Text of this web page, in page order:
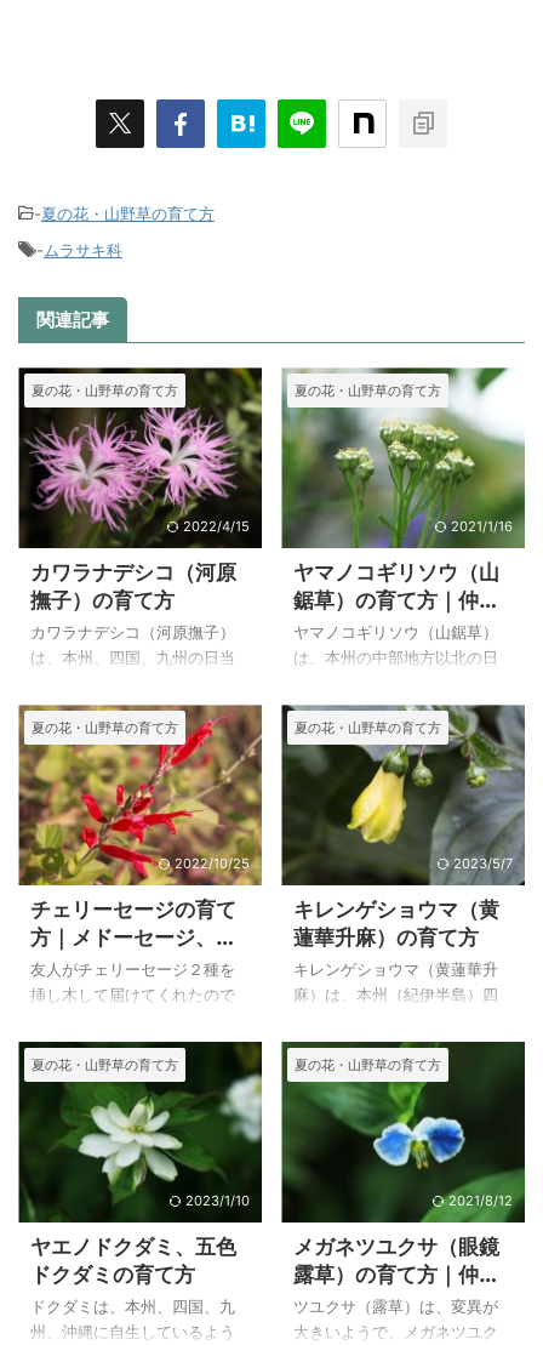
-夏の花・山野草の育て方
-ムラサキ科
関連記事
夏の花・山野草の育て方
2022/4/15
カワラナデシコ（河原
撫子）の育て方
カワラナデシコ（河原撫子）
は、本州、四国、九州の日当
生える多年草です。 カワラナ
デシコの基本種はエゾカワラ
ナデシコであり、エゾカワラ
ナデシコは山地の日当たりの
良いところに生えることか
ら、たくさんの山野草が咲き
ほこるような高原では多く目
にすることが出来ます。 カワ
ラナデシコとエゾカワラナデ
シコの違いは苞の違いで区別
できます。カワラナデシコの
苞がが３～４対なのに対し
対で十字に対生します。 上の
カワラナデシコ（河原撫子）
は、自宅で２００４年７月１
日に撮影した花 ...
夏の花・山野草の育て方
2021/1/16
ヤマノコギリソウ（山
鋸草）の育て方｜仲間
のセイヨウノコギリソ
ウの特徴
ヤマノコギリソウ（山鋸草）
は、本州の中部地方以北の日
に生える多年草で、高さは５
０～１００cmになります。 し
かし根元は草むらになってい
ることから、根元を涼しく育
てる必要があるようです。 下
に、仲間の西洋ノコギリソウ
の特徴と写真を載せています
が、西洋ノコギリソウは園芸
品種なのでかなり丈夫で、育
てやすいと思います。 ヤマノ
コギリソウ、西洋ノコギリソ
ウの仲間のエゾノコギリソ
ギリソウを他のページに載せ
ています。 上のヤマノコギリ
ソウ（山鋸草）は、自宅で２
００７年 ...
夏の花・山野草の育て方
2022/10/25
チェリーセージの育て
方｜メドーセージ、パ
イナップルセージ、サ
ルビア・グアラニティ
イ’、ブキャナンズセー
ジの特徴
友人がチェリーセージ２種を
挿し木して届けてくれたので
ないため、鉢植えで育ててい
ます。 ハーブの仲間のセージ
はたくさんの種類があり、寒
さに強いものから弱いものな
どたくさんの品種もあります
が、温室植物園やハーブ園で
写した多年草の品種の特徴を
を載せています。 その他のサ
ルビアの仲間、サルビア・ア
ズレア、サルビア・コッキネ
ア・コーラルニンフ、メキシ
カンセージ、ラベンダーセー
夏の花・山野草の育て方
2023/5/7
キレンゲショウマ（黄
蓮華升麻）の育て方
キレンゲショウマ（黄蓮華升
麻）は、本州（紀伊半島）四
れに生える高さ８０～１２０
cmの多年草で、四国の剣山の
キレンゲショウマが有名で
す。 育てるのが難しいと思い
ながらも、種が手に入ったこ
とから播いたところ、最初は
夏に葉がボロボロになって育
つかどうか心配しましたが、
工夫を重ねた結果、関東地方
の住宅地の暑さでもきれいに
咲かせることが出来るように
なりました。 キンポウゲ科の
夏の花・山野草の育て方
2023/1/10
ヤエノドクダミ、五色
ドクダミの育て方
ドクダミは、本州、四国、九
州、沖縄に自生しているよう
夏の花・山野草の育て方
2021/8/12
メガネツユクサ（眼鏡
露草）の育て方｜仲間
のツユクサ（露草）の
特徴
ツユクサ（露草）は、変異が
大きいようで、メガネツユク